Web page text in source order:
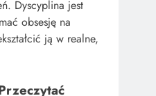
Dyscyplina jest
obsesję na
ją w realne,